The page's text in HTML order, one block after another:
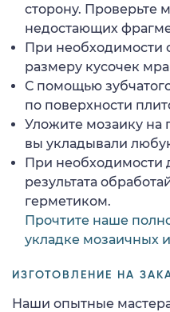
сторону. Проверьте
недостающих
При необходимости
размеру кусочек
С помощью
по поверхности
Уложите мозаику на
вы укладывали
При необходимости
результата
герметиком.
Прочтите наше
укладке мозаичных
ИЗГОТОВЛЕНИЕ НА
Наши опытные